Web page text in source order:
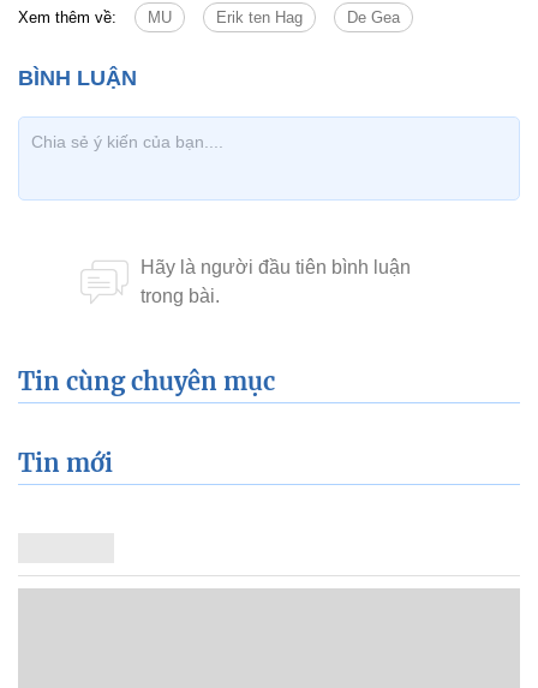
Xem thêm về: MU Erik ten Hag De Gea
Tin cùng chuyên mục
Tin mới